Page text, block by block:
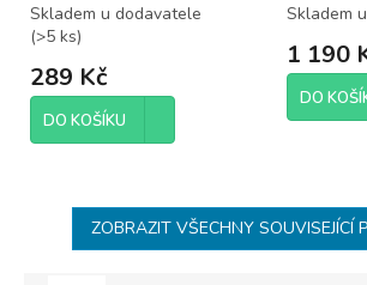
Skladem u dodavatele
(>5 ks)
289 Kč
DO KOŠÍKU
Skladem
1 190
DO
ZOBRAZIT VŠECHNY SOUVISEJÍCÍ